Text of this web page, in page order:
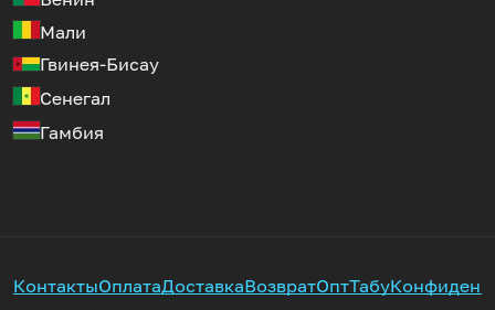
Мали
Гвинея-Бисау
Сенегал
Гамбия
КонтактыОплатаДоставкаВозвратОптТабу